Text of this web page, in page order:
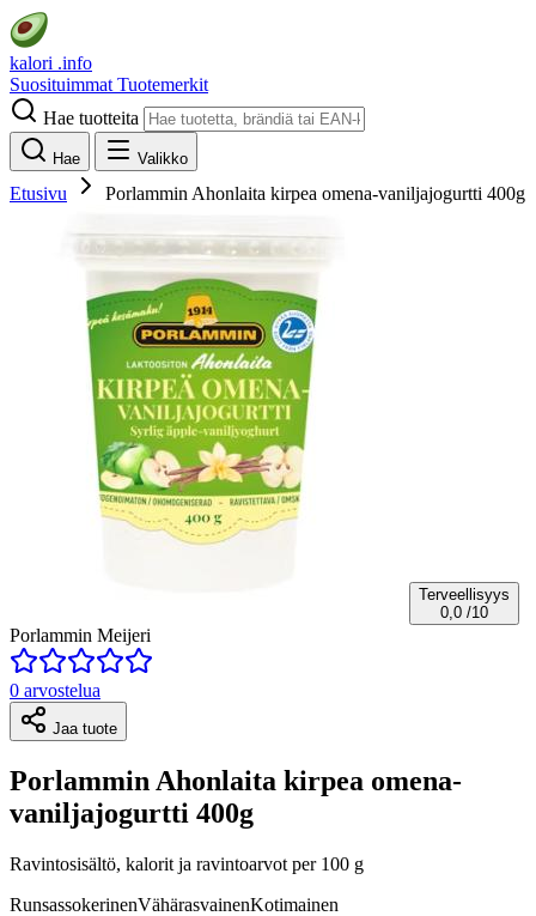
kalori .info
Suosituimmat Tuotemerkit
Hae tuotteita
Hae Valikko
Etusivu Porlammin Ahonlaita kirpea omena-vaniljajogurtti 400g
Terveellisyys
0,0 /10
Porlammin Meijeri
0 arvostelua
Jaa tuote
Porlammin Ahonlaita kirpea omena-
vaniljajogurtti 400g
Ravintosisältö, kalorit ja ravintoarvot per 100 g
RunsassokerinenVähärasvainenKotimainen